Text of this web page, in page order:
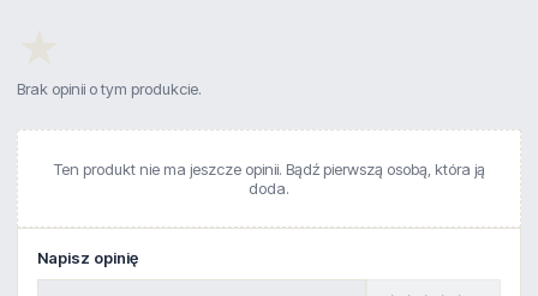
Brak opinii o tym produkcie.
Ten produkt nie ma jeszcze opinii. Bądź pierwszą osobą, która ją
doda.
Napisz opinię